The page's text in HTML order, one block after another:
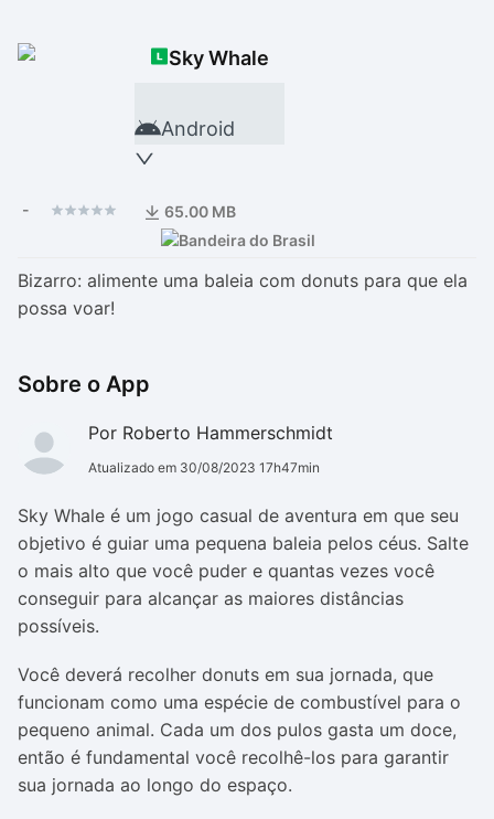
Sky Whale
Android
- 65.00 MB
Bizarro: alimente uma baleia com donuts para que ela
possa voar!
Sobre o App
Por Roberto Hammerschmidt
Atualizado em 30/08/2023 17h47min
Sky Whale é um jogo casual de aventura em que seu
objetivo é guiar uma pequena baleia pelos céus. Salte
o mais alto que você puder e quantas vezes você
conseguir para alcançar as maiores distâncias
possíveis.
Você deverá recolher donuts em sua jornada, que
funcionam como uma espécie de combustível para o
pequeno animal. Cada um dos pulos gasta um doce,
então é fundamental você recolhê-los para garantir
sua jornada ao longo do espaço.